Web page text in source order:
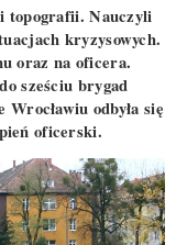
topografii. Nauczyli
kryzysowych.
oraz na oficera.
sześciu brygad
odbyła się
oficerski.